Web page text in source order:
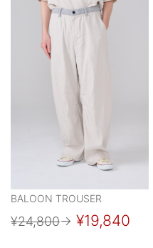
BALOON TROUSER
¥24,800→ ¥19,840